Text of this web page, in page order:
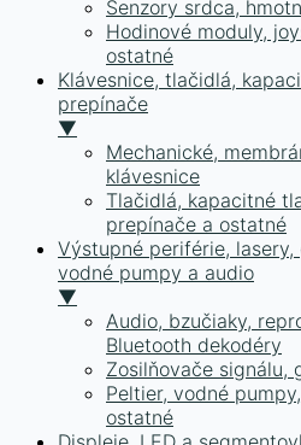
Senzory srdca,
Hodinové moduly,
ostatné
Klávesnice, tlačidlá,
prepínače
▼
Mechanické,
klávesnice
Tlačidlá, kapacitné
prepínače a ostatné
Výstupné periférie,
vodné pumpy a audio
▼
Audio, bzučiaky,
Bluetooth dekodéry
Zosilňovače signálu,
Peltier, vodné
ostatné